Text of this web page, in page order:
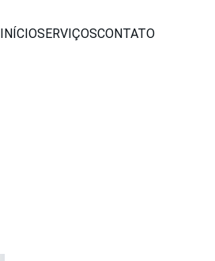
INÍCIOSERVIÇOSCONTATO